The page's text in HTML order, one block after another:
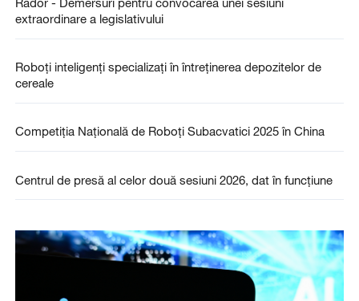
extraordinare a legislativului
Roboți inteligenți specializați în întreținerea depozitelor de
cereale
Competiția Națională de Roboți Subacvatici 2025 în China
Centrul de presă al celor două sesiuni 2026, dat în funcțiune